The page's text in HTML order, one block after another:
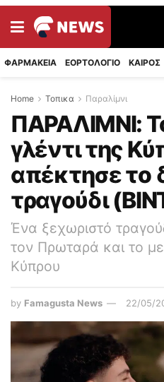
ΦΑΡΜΑΚΕΙΑ ΕΟΡΤΟΛΟΓΙΟ ΚΑΙΡΟΣ
Home Τοπικα Παραλίμνι
ΠΑΡΑΛΙΜΝΙ:
γλέντι της
απέκτησε το
τραγούδι
Ένα ξεχωριστό
τον Πρωταρά και το
Κύπρου
by Famagusta News 22/05/